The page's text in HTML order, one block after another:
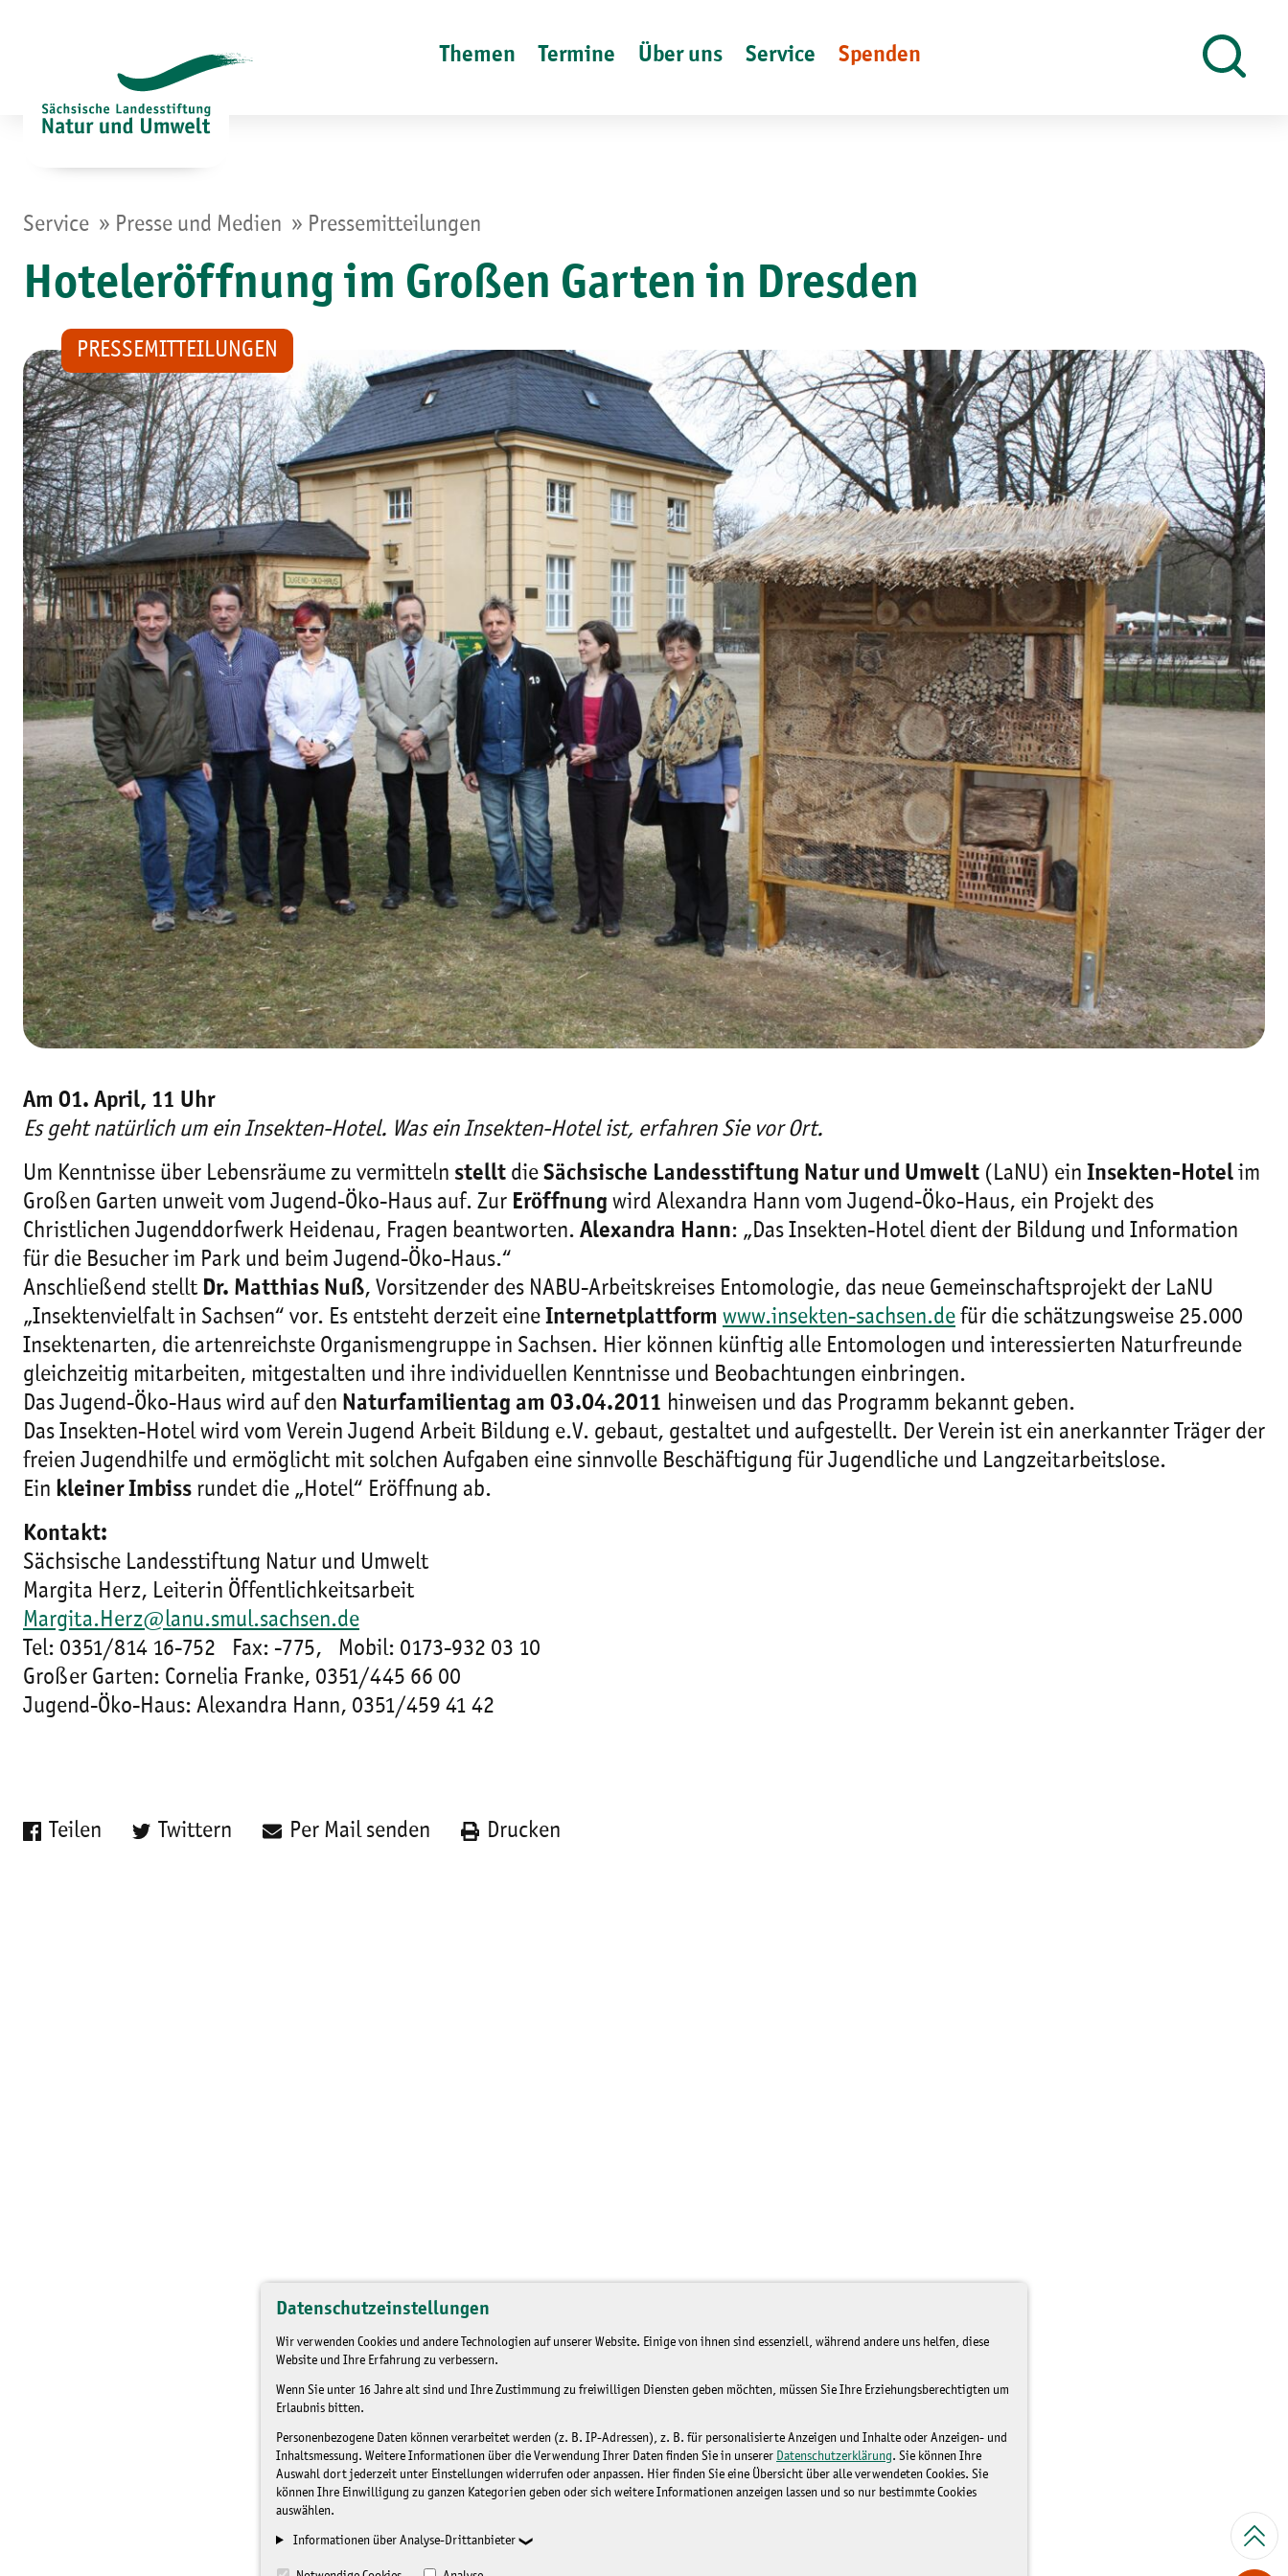
Datenschutzeinstellungen
Wir verwenden Cookies und andere Technologien auf unserer Website. Einige von ihnen sind essenziell, während andere uns helfen, diese
Website und Ihre Erfahrung zu verbessern.
Wenn Sie unter 16 Jahre alt sind und Ihre Zustimmung zu freiwilligen Diensten geben möchten, müssen Sie Ihre Erziehungsberechtigten um
Erlaubnis bitten.
Personenbezogene Daten können verarbeitet werden (z. B. IP-Adressen), z. B. für personalisierte Anzeigen und Inhalte oder Anzeigen- und
Inhaltsmessung. Weitere Informationen über die Verwendung Ihrer Daten finden Sie in unserer Datenschutzerklärung. Sie können Ihre
Auswahl dort jederzeit unter Einstellungen widerrufen oder anpassen. Hier finden Sie eine Übersicht über alle verwendeten Cookies. Sie
können Ihre Einwilligung zu ganzen Kategorien geben oder sich weitere Informationen anzeigen lassen und so nur bestimmte Cookies
auswählen.
Informationen über Analyse-Drittanbieter
Themen Termine Über uns Service Spenden
Service » Presse und Medien » Pressemitteilungen
Hoteleröffnung im Großen Garten in Dresden
PRESSEMITTEILUNGEN
Am 01. April, 11 Uhr
Es geht natürlich um ein Insekten-Hotel. Was ein Insekten-Hotel ist, erfahren Sie vor Ort.
Um Kenntnisse über Lebensräume zu vermitteln stellt die Sächsische Landesstiftung Natur und Umwelt (LaNU) ein Insekten-Hotel im
Großen Garten unweit vom Jugend-Öko-Haus auf. Zur Eröffnung wird Alexandra Hann vom Jugend-Öko-Haus, ein Projekt des
Christlichen Jugenddorfwerk Heidenau, Fragen beantworten. Alexandra Hann: „Das Insekten-Hotel dient der Bildung und Information
für die Besucher im Park und beim Jugend-Öko-Haus.“
Anschließend stellt Dr. Matthias Nuß, Vorsitzender des NABU-Arbeitskreises Entomologie, das neue Gemeinschaftsprojekt der LaNU
„Insektenvielfalt in Sachsen“ vor. Es entsteht derzeit eine Internetplattform www.insekten-sachsen.de für die schätzungsweise 25.000
Insektenarten, die artenreichste Organismengruppe in Sachsen. Hier können künftig alle Entomologen und interessierten Naturfreunde
gleichzeitig mitarbeiten, mitgestalten und ihre individuellen Kenntnisse und Beobachtungen einbringen.
Das Jugend-Öko-Haus wird auf den Naturfamilientag am 03.04.2011 hinweisen und das Programm bekannt geben.
Das Insekten-Hotel wird vom Verein Jugend Arbeit Bildung e.V. gebaut, gestaltet und aufgestellt. Der Verein ist ein anerkannter Träger der
freien Jugendhilfe und ermöglicht mit solchen Aufgaben eine sinnvolle Beschäftigung für Jugendliche und Langzeitarbeitslose.
Ein kleiner Imbiss rundet die „Hotel“ Eröffnung ab.
Kontakt:
Sächsische Landesstiftung Natur und Umwelt
Margita Herz, Leiterin Öffentlichkeitsarbeit
Margita.Herz@lanu.smul.sachsen.de
Tel: 0351/814 16-752 Fax: -775, Mobil: 0173-932 03 10
Großer Garten: Cornelia Franke, 0351/445 66 00
Jugend-Öko-Haus: Alexandra Hann, 0351/459 41 42
Teilen Twittern Per Mail senden Drucken